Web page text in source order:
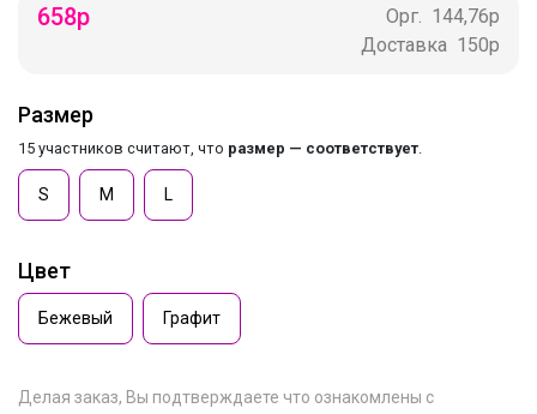
658р Орг.
144,76р
Доставка 150р
Размер
15 участников считают, что размер — соответствует
S M L
Цвет
Бежевый Графит
Делая заказ, Вы подтверждаете что ознакомлены с